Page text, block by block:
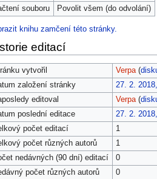
souboru
Povolit všem (do odvolání)
knihu zamčení této stránky.
editací
vytvořil Verpa (
založení stránky
27. 2.
editoval
Verpa (
poslední editace
27. 2.
počet editací
1
počet různých autorů
1
nedávných (90 dní) editací
0
počet různých autorů
0